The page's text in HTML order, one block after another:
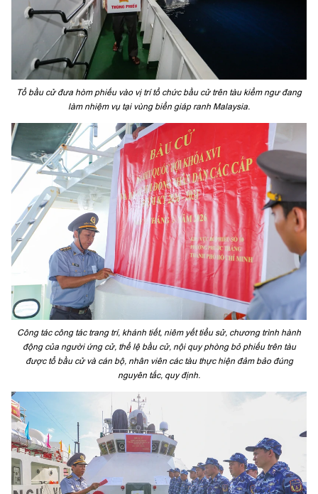
Tổ bầu cử đưa hòm phiếu vào vị trí tổ chức bầu cử trên tàu kiểm ngư đang
làm nhiệm vụ tại vùng biển giáp ranh Malaysia.
Công tác công tác trang trí, khánh tiết, niêm yết tiểu sử, chương trình hành
động của người ứng cử, thể lệ bầu cử, nội quy phòng bỏ phiếu trên tàu
được tổ bầu cử và cán bộ, nhân viên các tàu thực hiện đảm bảo đúng
nguyên tắc, quy định.